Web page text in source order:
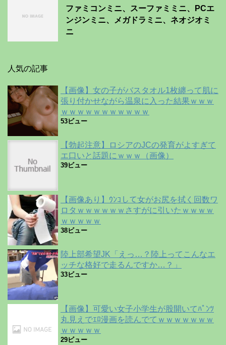
ファミコンミニ、スーファミミニ、PCエ
ンジンミニ、メガドラミニ、ネオジオミ
ニ
人気の記事
【画像】女の子がバスタオル1枚纏って肌に
張り付かせながら温泉に入った結果ｗｗｗ
ｗｗｗｗｗｗｗｗｗｗｗ
53ビュー
【勃起注意】ロシアのJCの発育がよすぎて
エ口いと話題にｗｗｗ（画像）
39ビュー
【画像あり】ｳﾝｺして女がお尻を拭く回数ワ
ロタｗｗｗｗｗｗさすがに引いたｗｗｗｗ
ｗｗｗｗｗ
38ビュー
陸上部希望JK「えっ…？陸上ってこんなエ
ッチな格好で走るんですか…？」
33ビュー
【画像】可愛い女子小学生が股開いてﾊﾟﾝﾂ
丸見えでｴﾛ漫画を読んでてｗｗｗｗｗｗｗ
ｗｗｗｗｗ
29ビュー